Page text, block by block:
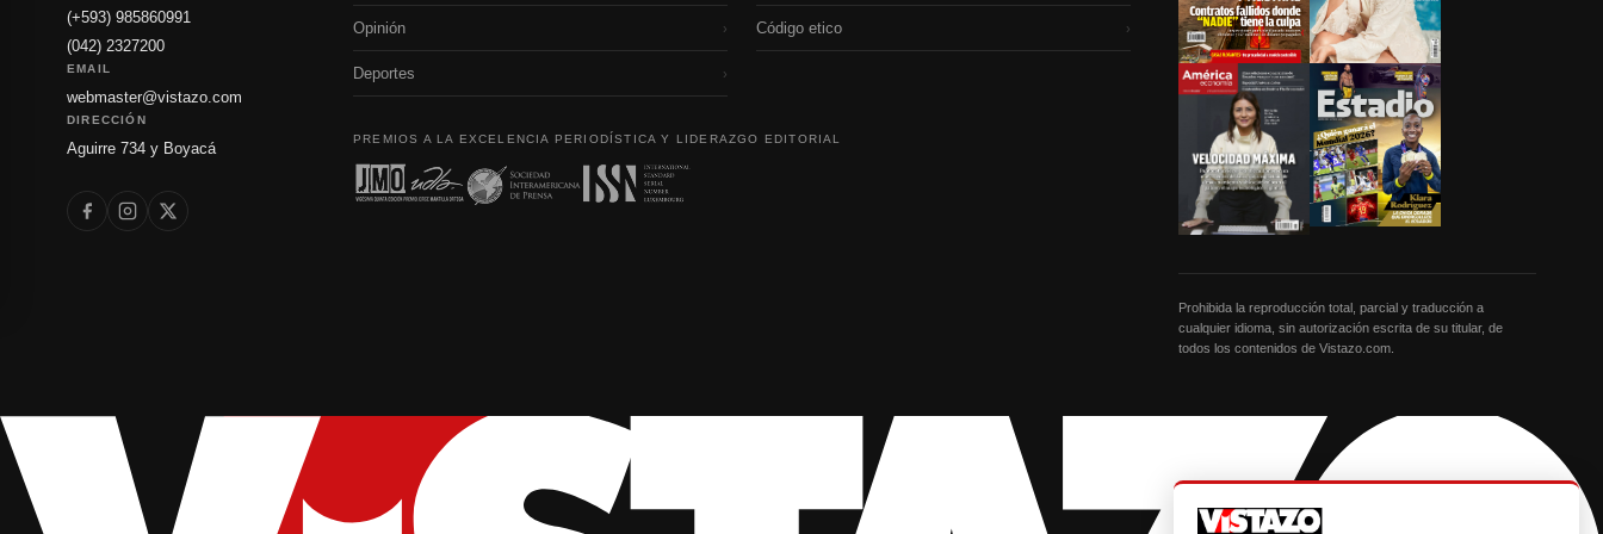
(+593) 985860991
(042) 2327200
EMAIL
webmaster@vistazo.com
DIRECCIÓN
Aguirre 734 y Boyacá
Opinión ›
Deportes ›
Código etico ›
PREMIOS A LA EXCELENCIA PERIODÍSTICA Y LIDERAZGO EDITORIAL
Prohibida la reproducción total, parcial y traducción a
cualquier idioma, sin autorización escrita de su titular, de
todos los contenidos de Vistazo.com.